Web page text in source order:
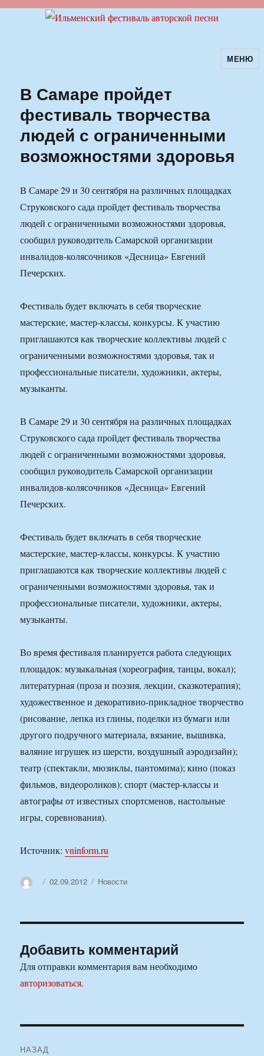
Ильменский фестиваль авторскойМЕНЮ
В Самаре пройдет
фестиваль творчества
людей с ограниченными
возможностями здоровья
В Самаре 29 и 30 сентября на различных площадках
Струковского сада пройдет фестиваль творчества
людей с ограниченными возможностями здоровья,
сообщил руководитель Самарской организации
инвалидов-колясочников «Десница» Евгений
Печерских.
Фестиваль будет включать в себя творческие
мастерские, мастер-классы, конкурсы. К участию
приглашаются как творческие коллективы людей с
ограниченными возможностями здоровья, так и
профессиональные писатели, художники, актеры,
музыканты.
В Самаре 29 и 30 сентября на различных площадках
Струковского сада пройдет фестиваль творчества
людей с ограниченными возможностями здоровья,
сообщил руководитель Самарской организации
инвалидов-колясочников «Десница» Евгений
Печерских.
Фестиваль будет включать в себя творческие
мастерские, мастер-классы, конкурсы. К участию
приглашаются как творческие коллективы людей с
ограниченными возможностями здоровья, так и
профессиональные писатели, художники, актеры,
музыканты.
Во время фестиваля планируется работа следующих
площадок: музыкальная (хореография, танцы, вокал);
литературная (проза и поэзия, лекции, сказкотерапия);
художественное и декоративно-прикладное творчество
(рисование, лепка из глины, поделки из бумаги или
другого подручного материала, вязание, вышивка,
валяние игрушек из шерсти, воздушный аэродизайн);
театр (спектакли, мюзиклы, пантомима); кино (показ
фильмов, видеороликов); спорт (мастер-классы и
автографы от известных спортсменов, настольные
игры, соревнования).
Источник:vninform.ru
АвторОпубликовано
02.09.2012 Рубрики
Новости
Добавить комментарий
Для отправки комментария вам необходимо
авторизоваться.
НАЗАД